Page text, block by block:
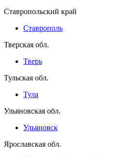
Ставропольский край
Ставрополь
Тверская обл.
Тверь
Тульская обл.
Тула
Ульяновская обл.
Ульяновск
Ярославская обл.